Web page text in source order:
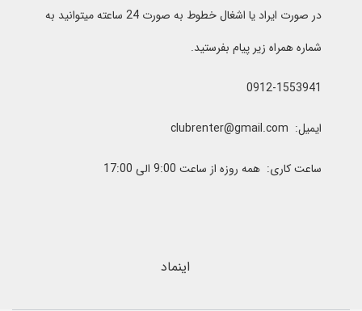
در صورت ایراد یا اشغال خطوط به صورت 24 ساعته میتوانید به
شماره همراه زیر پیام بفرستید.
0912-1553941
ایمیل: clubrenter@gmail.com
ساعت کاری: همه روزه از ساعت 9:00 الی 17:00
اینماد